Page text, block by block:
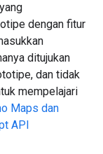
dengan fitur
ditujukan
dan tidak
mempelajari
Maps dan
API